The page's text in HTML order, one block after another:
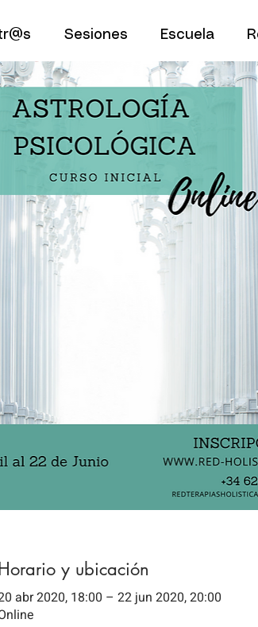
Sesiones Escuela
y ubicación
abr 2020, 18:00 – 22 jun 2020, 20:00